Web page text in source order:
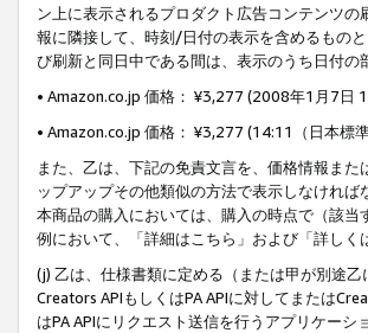
ン上に表示されるプロダクト広告コンテンツ
報に隣接して、時刻/日付の表示を含めるもの
び刷新と同日中である間は、表示のうち日付
• Amazon.co.jp 価格： ¥3,277 (2008年1月7
• Amazon.co.jp 価格： ¥3,277 (14:11（日本
また、乙は、下記の免責文言を、価格情報ま
ップアップその他類似の方法で表示しなけれ
本商品の購入においては、購入の時点で（該
例において、「詳細はこちら」および「詳し
(j) 乙は、仕様書類に定める（または甲が別途
Creators APIもしくはPA APIに対してまたは
はPA APIにリクエスト送信を行うアプリケー